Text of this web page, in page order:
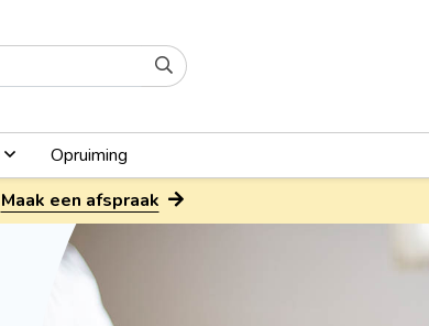
Opruiming
Maak een afspraak